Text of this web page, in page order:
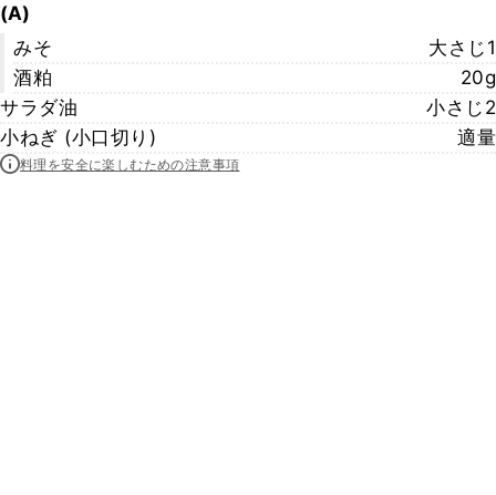
(A)
みそ
大さじ1
酒粕
20g
サラダ油
小さじ2
小ねぎ (小口切り)
適量
料理を安全に楽しむための注意事項